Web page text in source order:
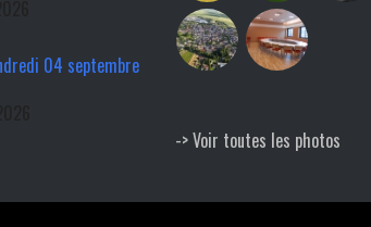
04 septembre
-> Voir toutes les photos